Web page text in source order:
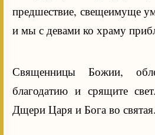
предшествие, свещеимуще
и мы с девами ко храму
Священницы Божии,
благодатию и срящите
Дщери Царя и Бога во святая.